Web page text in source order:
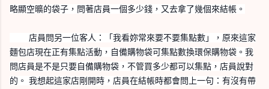
略顯空曠的袋子，問著店員一個多少錢，又去拿了幾個來結帳 。
店員問另一位客人：「我看妳常來要不要集點數」，原來這家
麵包店現在正有集點活動，自備購物袋可集點數換環保購物袋。我
問店員是不是只要自備購物袋，不管買多少都可以集點，店員說對
的。 我想起這家店剛開時，店員在結帳時都會問上一句：有沒有帶